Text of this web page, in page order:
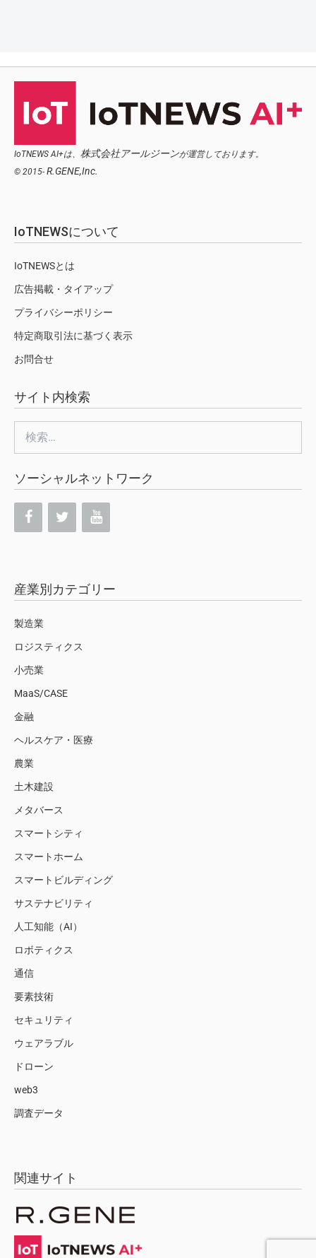
IoTNEWS AI+は、 株式会社アールジーンが運営しております。
© 2015- R.GENE,Inc.
IoTNEWSについて
IoTNEWSとは
広告掲載・タイアップ
プライバシーポリシー
特定商取引法に基づく表示
お問合せ
サイト内検索
索:
ソーシャルネットワーク
産業別カテゴリー
製造業
ロジスティクス
小売業
MaaS/CASE
金融
ヘルスケア・医療
農業
土木建設
メタバース
スマートシティ
スマートホーム
スマートビルディング
サステナビリティ
人工知能（AI）
ロボティクス
通信
要素技術
セキュリティ
ウェアラブル
ドローン
web3
調査データ
関連サイト